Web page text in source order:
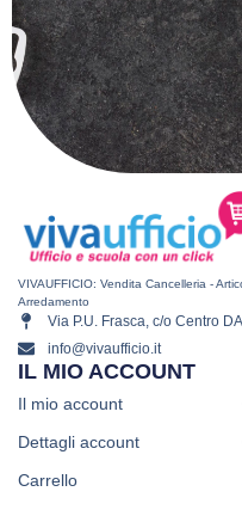
VIVAUFFICIO: Vendita Cancelleria -
Arredamento
Via P.U. Frasca, c/o Centro
info@vivaufficio.it
IL MIO ACCOUNT
Il mio account
Dettagli account
Carrello